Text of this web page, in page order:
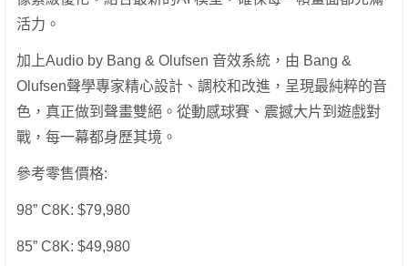
活力。
加上Audio by Bang & Olufsen 音效系統，由 Bang &
Olufsen聲學專家精心設計、調校和改進，呈現最純粹的音
色，真正做到聲畫雙絕。從動感球賽、震撼大片到遊戲對
戰，每一幕都身歷其境。
參考零售價格:
98” C8K: $79,980
85” C8K: $49,980